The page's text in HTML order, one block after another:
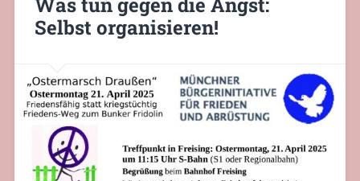
Selbst organisieren!